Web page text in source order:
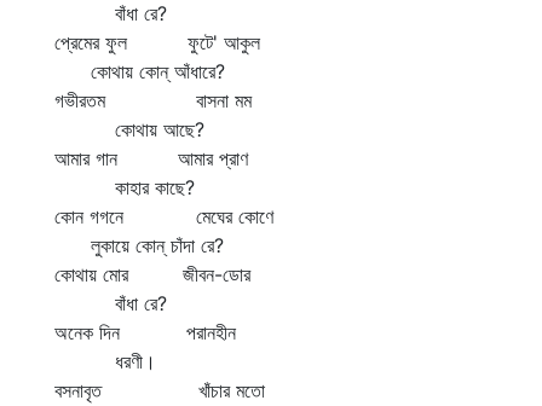
বাঁধা রে?
প্রেমের ফুল ফুটে' আকুল
কোথায় কোন্‌ আঁধারে?
গভীরতম বাসনা মম
কোথায় আছে?
আমার গান আমার প্রাণ
কাহার কাছে?
কোন গগনে মেঘের কোণে
লুকায়ে কোন্‌ চাঁদা রে?
কোথায় মোর জীবন-ডোর
বাঁধা রে?
অনেক দিন পরানহীন
ধরণী।
বসনাবৃত খাঁচার মতো